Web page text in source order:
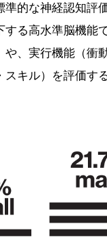
準的な神経認知評
する高水準脳機能
や、実行機能（衝
キル）を評価す